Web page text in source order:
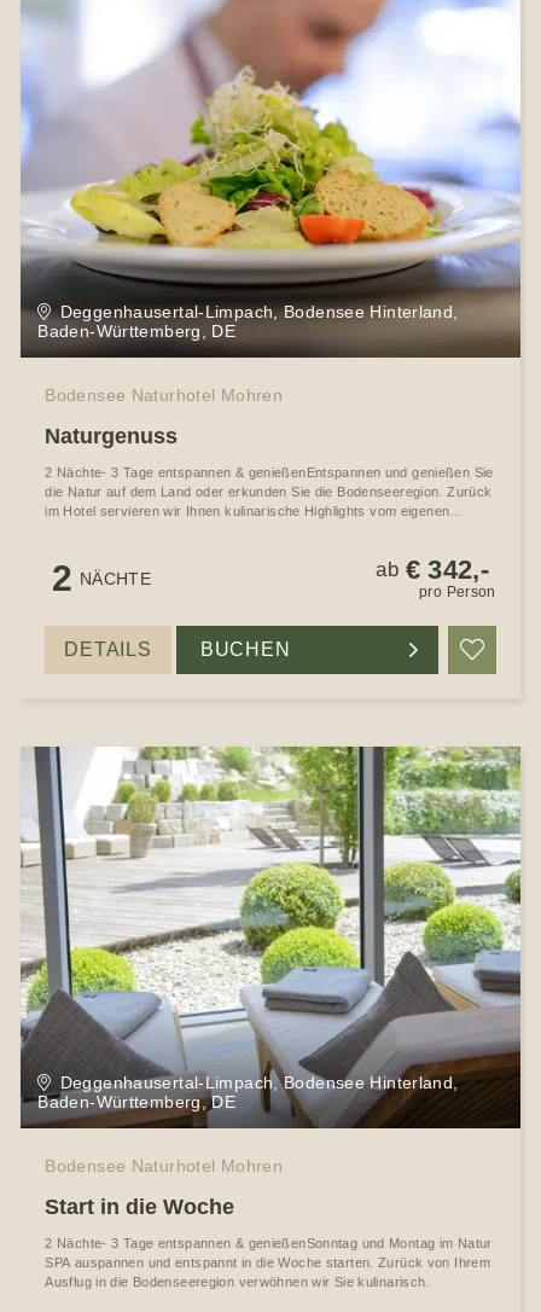
Deggenhausertal-Limpach, Bodensee Hinterland,
Baden-Württemberg, DE
Bodensee Naturhotel Mohren
Naturgenuss
2 Nächte- 3 Tage entspannen & genießenEntspannen und genießen Sie
die Natur auf dem Land oder erkunden Sie die Bodenseeregion. Zurück
im Hotel servieren wir Ihnen kulinarische Highlights vom eigenen
2 NÄCHTE ab € 342,-
pro Person
DETAILS BUCHEN
Deggenhausertal-Limpach, Bodensee Hinterland,
Baden-Württemberg, DE
Bodensee Naturhotel Mohren
Start in die Woche
2 Nächte- 3 Tage entspannen & genießenSonntag und Montag im Natur
SPA auspannen und entspannt in die Woche starten. Zurück von Ihrem
Ausflug in die Bodenseeregion verwöhnen wir Sie kulinarisch.